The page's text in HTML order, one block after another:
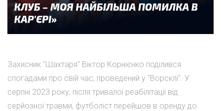
Захисник "Шахтаря" Віктор Корнієнко поділився
спогадами про свій час, проведений у "Ворсклі". У
серпні 2023 року, після тривалої реабілітації від
серйозної травми, футболіст перейшов в оренду до